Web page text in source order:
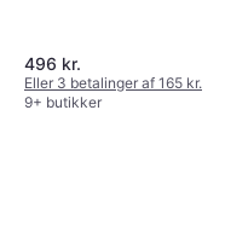
496 kr.
Eller 3 betalinger af 165 kr.
9+ butikker